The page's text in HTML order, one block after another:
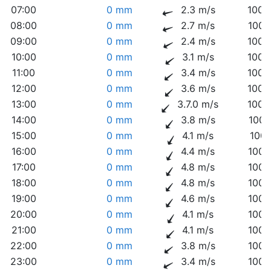
07:00
0 mm 2.3 m/s
08:00
0 mm 2.7 m/s
09:00
0 mm 2.4 m/s
10:00
0 mm 3.1 m/s
11:00
0 mm 3.4 m/s
12:00
0 mm 3.6 m/s
13:00
0 mm 3.7.0 m/s
14:00
0 mm 3.8 m/s
15:00
0 mm 4.1 m/s
16:00
0 mm 4.4 m/s
17:00
0 mm 4.8 m/s
18:00
0 mm 4.8 m/s
19:00
0 mm 4.6 m/s
20:00
0 mm 4.1 m/s
21:00
0 mm 4.1 m/s
22:00
0 mm 3.8 m/s
23:00
0 mm 3.4 m/s